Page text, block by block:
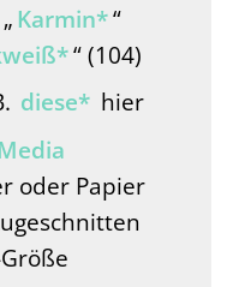
Karmin*“
“ (104)
diese* hier
oder Papier